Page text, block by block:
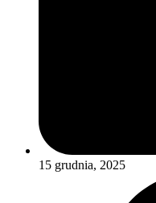
15 grudnia, 2025